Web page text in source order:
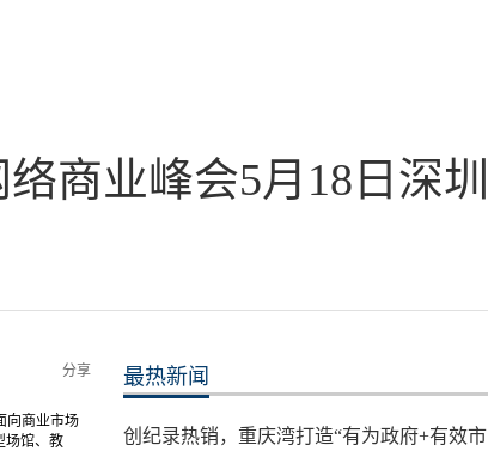
商业峰会5月18日深圳
分享
向商业市场
场馆、教
最热新闻
创纪录热销，重庆湾打造“有为政府+有效市